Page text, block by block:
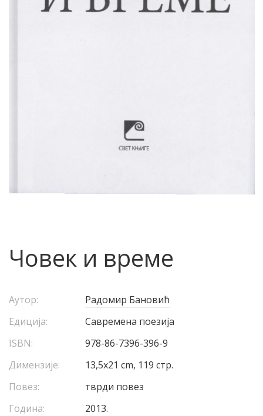
Човек и време
Аутор:
Радомир Бановић
Едиција:
Савремена поезија
ISBN:
978-86-7396-396-9
Димензије:
13,5x21 cm, 119 стр.
Повез:
тврди повез
Година:
2013.